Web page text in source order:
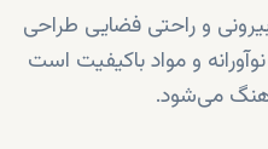
بیرونی و راحتی فضایی طراحی
و مواد باکیفیت است
می‌شود.